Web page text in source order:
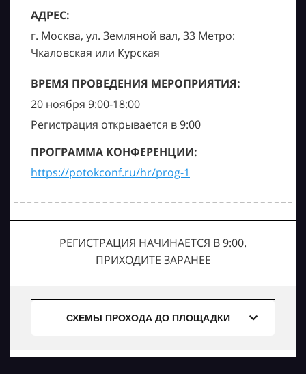
АДРЕС:
г. Москва, ул. Земляной вал, 33 Метро:
Чкаловская или Курская
ВРЕМЯ ПРОВЕДЕНИЯ МЕРОПРИЯТИЯ:
20 ноября 9:00-18:00
Регистрация открывается в 9:00
ПРОГРАММА КОНФЕРЕНЦИИ:
https://potokconf.ru/hr/prog-1
РЕГИСТРАЦИЯ НАЧИНАЕТСЯ В 9:00.
ПРИХОДИТЕ ЗАРАНЕЕ
СХЕМЫ ПРОХОДА ДО ПЛОЩАДКИ